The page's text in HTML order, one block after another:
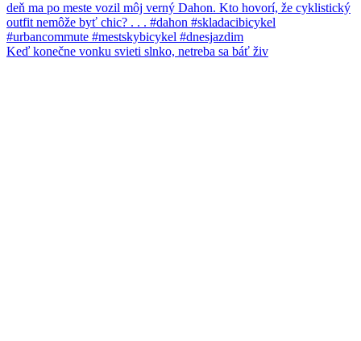
Keď konečne vonku svieti slnko, netreba sa báť živ